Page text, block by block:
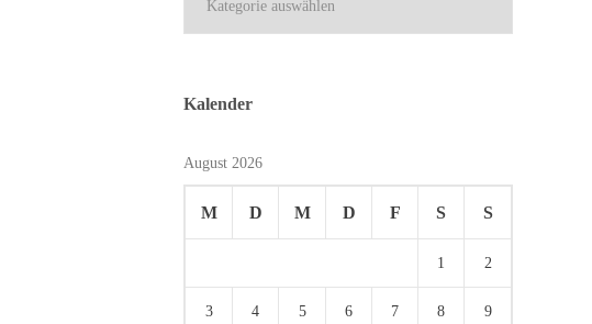
Kalender
August 2026
M D M D F S S
1 2
3 4 5 6 7 8 9